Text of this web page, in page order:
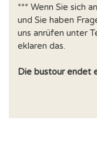
*** Wenn Sie sich
und Sie haben
uns anrüfen unter
eklaren das.
Die bustour endet